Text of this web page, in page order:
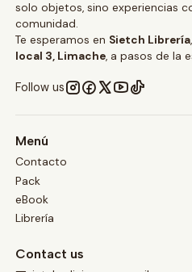
solo objetos, sino experiencias
comunidad.
Te esperamos en Sietch Librería
local 3, Limache, a pasos de la
Follow us
Menú
Contacto
Pack
eBook
Librería
Contact us